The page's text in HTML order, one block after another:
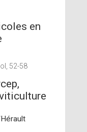
en
52-58